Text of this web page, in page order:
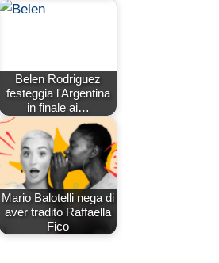
Belen Rodriguez
festeggia l'Argentina
in finale ai…
Mario Balotelli nega di
aver tradito Raffaella
Fico